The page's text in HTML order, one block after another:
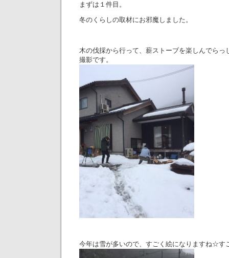
まずは１件目。
冬のくらしの取材にお邪魔しました。
木の伐採から行って、薪ストーブを楽しんでらっ
撮影です。
今年は雪が多いので、すごく絵になりますね☆す